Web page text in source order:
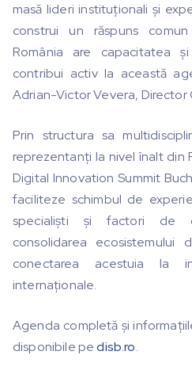
masă lideri instituționali și
construi un răspuns
România are capacitatea
contribui activ la această
Adrian-Victor Vevera, Director
Prin structura sa
reprezentanți la nivel înalt din
Digital Innovation Summit
faciliteze schimbul de
specialiști și factori de
consolidarea ecosistemului
conectarea acestuia la
internaționale.
Agenda completă și
disponibile pedisb.ro.